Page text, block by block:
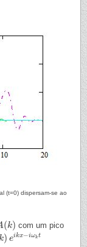
(t=0) dispersam-se ao
(k)
(k)
com um pico
k) eikx−iωkt
−iωkt